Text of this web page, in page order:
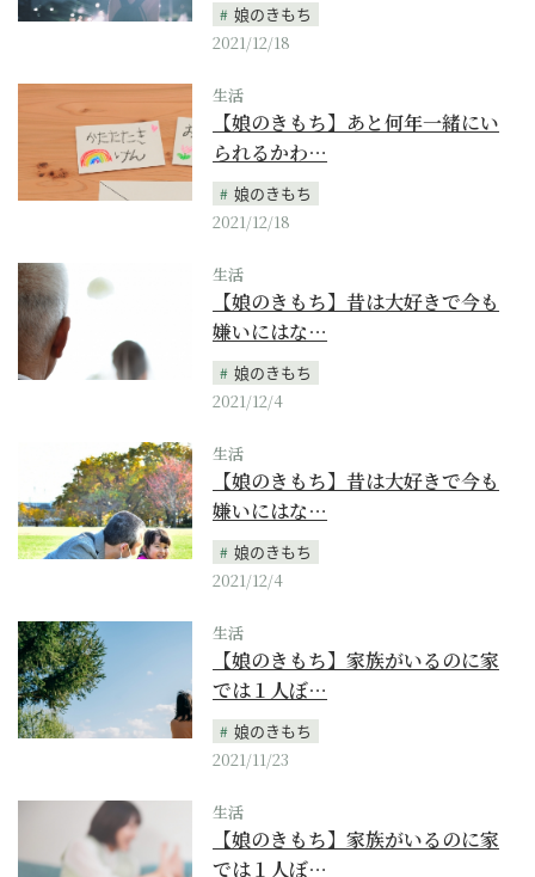
娘のきもち
2021/12/18
生活
【娘のきもち】あと何年一緒にい
られるかわ…
娘のきもち
2021/12/18
生活
【娘のきもち】昔は大好きで今も
嫌いにはな…
娘のきもち
2021/12/4
生活
【娘のきもち】昔は大好きで今も
嫌いにはな…
娘のきもち
2021/12/4
生活
【娘のきもち】家族がいるのに家
では１人ぼ…
娘のきもち
2021/11/23
生活
【娘のきもち】家族がいるのに家
では１人ぼ…